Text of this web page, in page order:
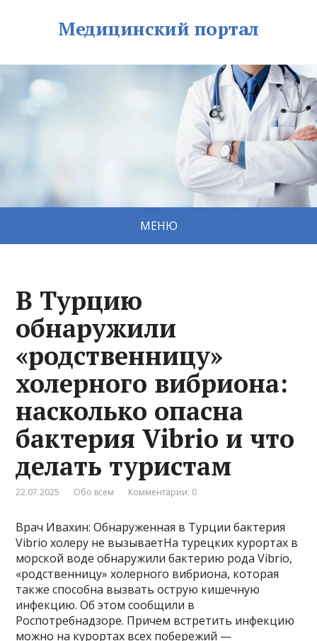
Медицинский портал
МЕНЮ
В Турцию
обнаружили
«родственницу»
холерного вибриона:
насколько опасна
бактерия Vibrio и что
делать туристам
22.07.2025 Обо всем Комментарии: 0
Врач Ивахин: Обнаруженная в Турции бактерия
Vibrio холеру не вызываетНа турецких курортах в
морской воде обнаружили бактерию рода Vibrio,
«родственницу» холерного вибриона, которая
также способна вызвать острую кишечную
инфекцию. Об этом сообщили в
Роспотребнадзоре. Причем встретить инфекцию
можно на курортах всех побережий —